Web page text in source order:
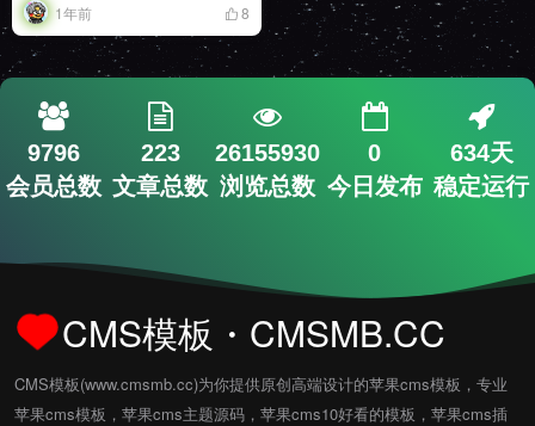
1年前 8
9796
会员总数
223
文章总数
26155930
浏览总数
0
今日发布
634天
稳定运行
CMS模板・CMSMB.CC
CMS模板(www.cmsmb.cc)为你提供原创高端设计的苹果cms模板，专业
苹果cms模板，苹果cms主题源码，苹果cms10好看的模板，苹果cms插